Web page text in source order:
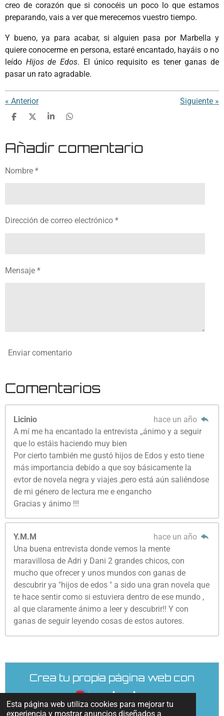
Esta página web utiliza cookies para mejorar tu
experiencia y mostrar anuncios diseñados a
creo de corazón que si conocéis un poco lo que estamos
preparando, vais a ver que merecemos vuestro tiempo.
Y bueno, ya para acabar, si alguien pasa por Marbella y
quiere conocerme en persona, estaré encantado, hayáis o no
leído Hijos de Edos. El único requisito es tener ganas de
pasar un rato agradable.
« Anterior Siguiente »
C
p
a
t
C
p
a
t
C
p
C
p
a
Añadir comentario
Nombre *
Dirección de correo electrónico *
Mensaje *
Enviar comentario
Comentarios
Licinio
hace un año
A mí me ha encantado la entrevista ,,ánimo y a seguir
que lo estáis haciendo muy bien
Por cierto también me gustó hijos de Edos y esto tiene
más importancia debido a que soy básicamente la
evtor de novela negra y viajes ,pero está aún saliéndose
de mi género de lectura me e engancho
Gracias y ánimo !!!
Y.M.M
hace un año
Una buena entrevista donde vemos la mente
maravillosa de Adri y Dani 2 grandes chicos, con
mucho que ofrecer y unos mundos con ganas de
descubrir ya "hijos de edos " a sido una gran novela que
te hace sentir como si estuviera dentro de ese mundo ,
al que claramente ánimo a leer y descubrir!! Y con
ganas de seguir leyendo cosas de estos autores.
Crea tu propia página web con
Webador